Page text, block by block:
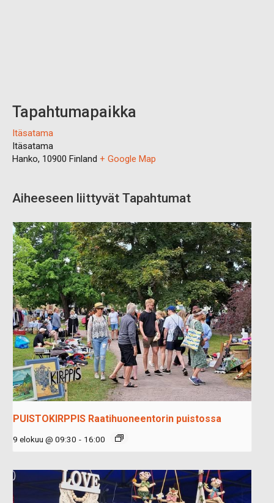
Tapahtumapaikka
Itäsatama
Itäsatama
Hanko, 10900 Finland + Google Map
Aiheeseen liittyvät Tapahtumat
PUISTOKIRPPIS Raatihuoneentorin puistossa
9 elokuu @ 09:30 - 16:00